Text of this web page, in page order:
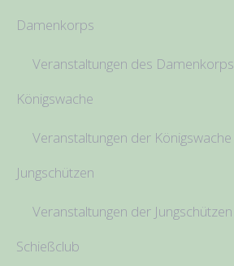
Damenkorps
Veranstaltungen des Damenkorps
Königswache
Veranstaltungen der Königswache
Jungschützen
Veranstaltungen der Jungschützen
Schießclub